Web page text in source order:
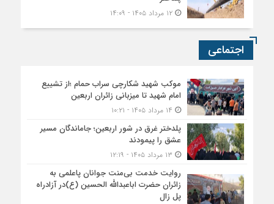
۱۲ مرداد ۱۴۰۵ - ۱۴:۰۹
اجتماعی
موکب شهید شکارچی سراب حمام ؛از تشییع
امام شهید تا میزبانی زائران اربعین
پلدختر غرق در شور اربعین؛ جاماندگان مسیر
عشق را پیمودند
روایت خدمت بی‌منت جوانان پاعلمی به
زائران حضرت اباعبدالله الحسین (ع)در آزادراه
پل زال